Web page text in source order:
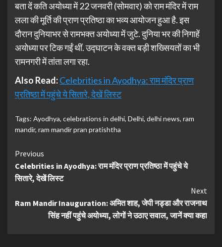
बता दें कति अयोध्या में 22 जनवरी (सोमवार) को राम मंदिर में राम
लला की मूर्ति की प्राण प्रतिष्ठा का भव्य आयोजन हुआ है. इस
दौरान दुनियाभर से रामभक्त अयोध्या में जुटे. दुनिया भर की निगाहें
अयोध्या पर टिक गईं थीं. उद्घाटन के वक्त बड़ी शख्सियतों का भी
रामनगरी में तांता लगा रहा.
Also Read:Celebrities in Ayodhya: राम मंदिर प्राण
प्रतिष्ठा में पहुंचे ये सितारे, देखें लिस्ट
Tags: Ayodhya, celebrations in delhi, Delhi, delhi news, ram
mandir, ram mandir pran pratishtha
Continue
Reading
Previous
Celebrities in Ayodhya: राम मंदिर प्राण प्रतिष्ठा में पहुंचे ये
सितारे, देखें लिस्ट
Next
Ram Mandir Inauguration: अमित शाह, जेपी नड्डा और राजनाथ
सिंह नहीं पहुंचे अयोध्या, लोगों ने उठाए सवाल, जानें क्या कहा